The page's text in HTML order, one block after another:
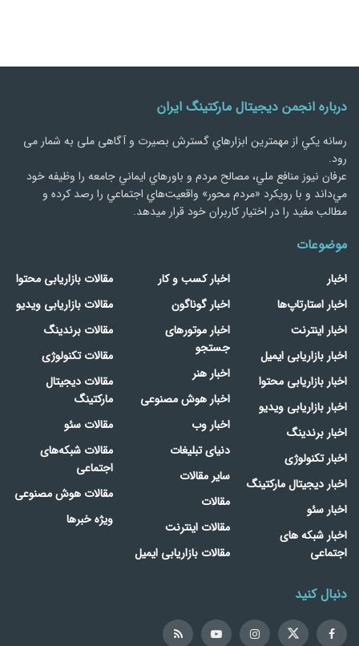
درباره انجمن دیجیتال مارکتینگ ایران
رسانه يكي از مهمترین ابزارهاي گسترش بصیرت و آگاهی ملی به شمار می
رود.
عرفان نیوز منافع ملي، مصالح مردم و باورهاي ايماني جامعه را وظيفه خود
مي‌داند و با رويكرد «مردم‌ محور» واقعيت‌هاي اجتماعي را رصد کرده و
مطالب مفید را در اختیار کاربران خود قرار میدهد.
موضوعات
اخبار
اخبار استارتاپ‌ها
اخبار اینترنت
اخبار بازاریابی ایمیل
اخبار بازاریابی محتوا
اخبار بازاریابی ویدیو
اخبار برندینگ
اخبار تکنولوژی
اخبار دیجیتال مارکتینگ
اخبار سئو
اخبار شبکه های
اجتماعی
اخبار کسب و کار
اخبار گوناگون
اخبار موتورهای
جستجو
اخبار هنر
اخبار هوش مصنوعی
اخبار وب
دنیای تبلیغات
سایر مقالات
مقالات
مقالات اینترنت
مقالات بازاریابی ایمیل
مقالات بازاریابی محتوا
مقالات بازاریابی ویدیو
مقالات برندینگ
مقالات تکنولوژی
مقالات دیجیتال
مارکتینگ
مقالات سئو
مقالات شبکه‌های
اجتماعی
مقالات هوش مصنوعی
ویژه خبرها
دنبال کنید